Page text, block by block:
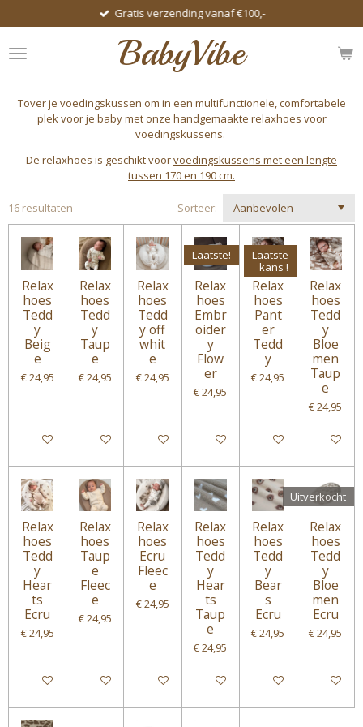
direct
naar
de
BabyVibe
Gratis verzending vanaf €100,-
Tover je voedingskussen om in een multifunctionele, comfortabele
plek voor je baby met onze handgemaakte relaxhoes voor
voedingskussens.
De relaxhoes is geschikt voorvoedingskussens met een lengte
tussen 170 en 190 cm.
16 resultaten Sorteer:
Relax
hoes
Tedd
y
Beig
e
€ 24,95
In winkelwagen
Relax
hoes
Tedd
y
Taup
e
€ 24,95
In winkelwagen
Relax
hoes
Tedd
y off
whit
e
€ 24,95
In winkelwagen
Laatste!
Relax
hoes
Embr
oider
y
Flow
er
€ 24,95
Houd mij op de hoogte
Laatste
kans !
Relax
hoes
Pant
er
Tedd
y
€ 24,95
Houd mij op de
Relax
hoes
Tedd
y
Bloe
men
Taup
e
€ 24,95
In
Relax
hoes
Tedd
y
Hear
ts
Ecru
€ 24,95
In winkelwagen
Relax
hoes
Taup
e
Fleec
e
€ 24,95
In winkelwagen
Relax
hoes
Ecru
Fleec
e
€ 24,95
In winkelwagen
Relax
hoes
Tedd
y
Hear
ts
Taup
e
€ 24,95
In winkelwagen
Relax
hoes
Tedd
y
Bear
s
Ecru
€ 24,95
In winkelwagen
Uitverkocht
Relax
hoes
Tedd
y
Bloe
men
Ecru
€ 24,95
Houd